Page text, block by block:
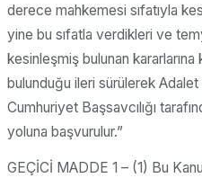
derece mahkemesi sıfatıyla
yine bu sıfatla verdikleri ve
kesinleşmiş bulunan kararlarına
bulunduğu ileri sürülerek Adalet
Cumhuriyet Başsavcılığı
yoluna başvurulur.”
GEÇİCİ MADDE 1 – (1) Bu